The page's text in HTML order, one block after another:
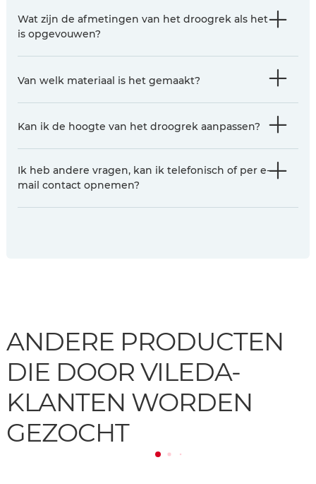
Wat zijn de afmetingen van het droogrek als het
is opgevouwen?
Van welk materiaal is het gemaakt?
Kan ik de hoogte van het droogrek aanpassen?
Ik heb andere vragen, kan ik telefonisch of per e-
mail contact opnemen?
ANDERE PRODUCTEN
DIE DOOR VILEDA-
KLANTEN WORDEN
GEZOCHT